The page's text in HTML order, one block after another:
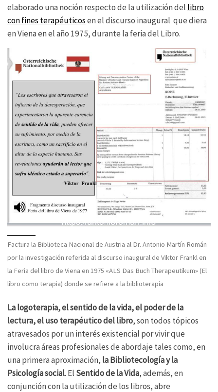
elaborado una noción respecto de la utilización del libro
con fines terapéuticosen el discurso inaugural que diera
en Viena en el año 1975, durante la feria del Libro.
Factura la Biblioteca Nacional de Austria al Dr. Antonio Martín Román
por la investigación referida al discurso inaugural de Viktor Frankl en
la Feria del libro de Viena en 1975 «ALS Das Buch Therapeutikum» (El
libro como terapia) donde se refiere a la biblioterapia
La logoterapia, el sentido de la vida, el poder de la
lectura, el uso terapéutico del libro, son todos tópicos
atravesados por un interés existencial por vivir que
involucra áreas profesionales de abordaje tales como, en
una primera aproximación, la Bibliotecología y la
Psicología social. El Sentido de la Vida, además, en
conjunción con la utilización de los libros, abre